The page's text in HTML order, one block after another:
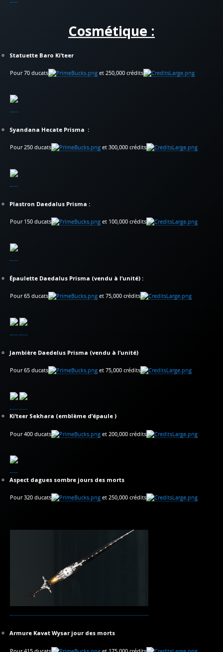
Cosmétique :
Statuette Baro Ki’teer
Pour 70 ducats et 250,000 crédits
Syandana Hecate Prisma :
Pour 250 ducats et 300,000 crédits
Plastron Daedalus Prisma :
Pour 150 ducats et 100,000 crédits
Épaulette Daedalus Prisma (vendu à l’unité) :
Pour 65 ducats et 75,000 crédits
Jambière Daedelus Prisma (vendu à l’unité)
Pour 65 ducats et 75,000 crédits
Ki’teer Sekhara (emblème d’épaule )
Pour 400 ducats et 200,000 crédits
Aspect dagues sombre jours des morts
Pour 320 ducats et 250,000 crédits
Armure Kavat Wysar jour des morts
Pour 415 ducats et 175,000 crédits